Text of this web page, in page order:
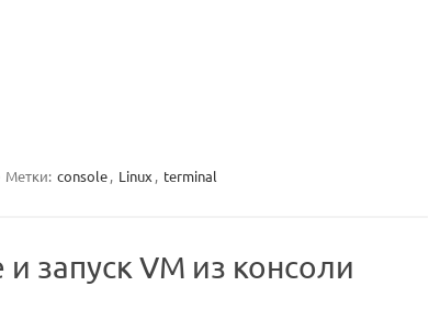
Метки: console, Linux , terminal
запуск VM из консоли